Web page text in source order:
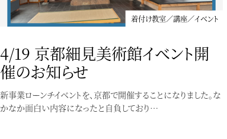
着付け教室／講座／イベント
4/19 京都細見美術館イベント開
催のお知らせ
新事業ローンチイベントを、京都で開催することになりました。な
かなか面白い内容になったと自負しており…